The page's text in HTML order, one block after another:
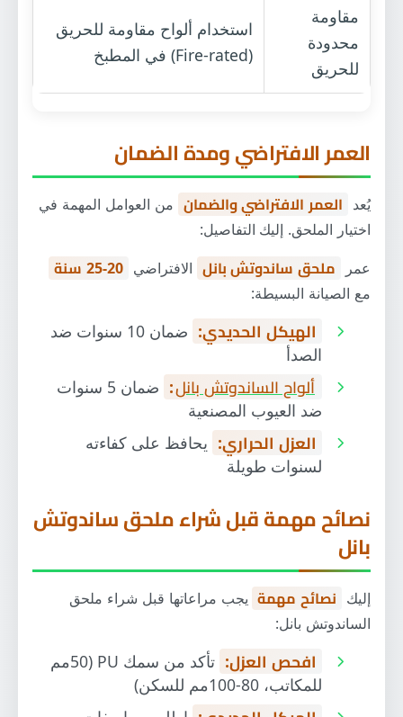
مقاومة
محدودة
للحريق
استخدام ألواح مقاومة للحريق
(Fire-rated) في المطبخ
العمر الافتراضي ومدة الضمان
يُعد العمر الافتراضي والضمان من العوامل المهمة في
اختيار الملحق. إليك التفاصيل:
عمر
ملحق ساندوتش بانل الافتراضي 20-25 سنة
مع الصيانة البسيطة:
الهيكل الحديدي:
ضمان 10 سنوات ضد
الصدأ
ألواح الساندوتش بانل:
ضمان 5 سنوات
ضد العيوب المصنعية
العزل الحراري: يحافظ على كفاءته
لسنوات طويلة
نصائح مهمة قبل شراء ملحق ساندوتش
بانل
إليك نصائح مهمة يجب مراعاتها قبل شراء ملحق
الساندوتش بانل:
افحص العزل:
تأكد من سمك PU (50مم
للمكاتب، 80-100مم للسكن)